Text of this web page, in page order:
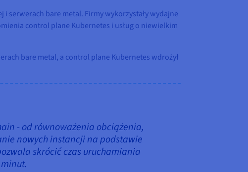
serwerach bare metal. Firmy wykorzystały wydajne
control plane Kubernetes i usług o niewielkim
bare metal, a control plane Kubernetes wdrożył
- od równoważenia obciążenia,
nowych instancji na podstawie
skrócić czas uruchamiania